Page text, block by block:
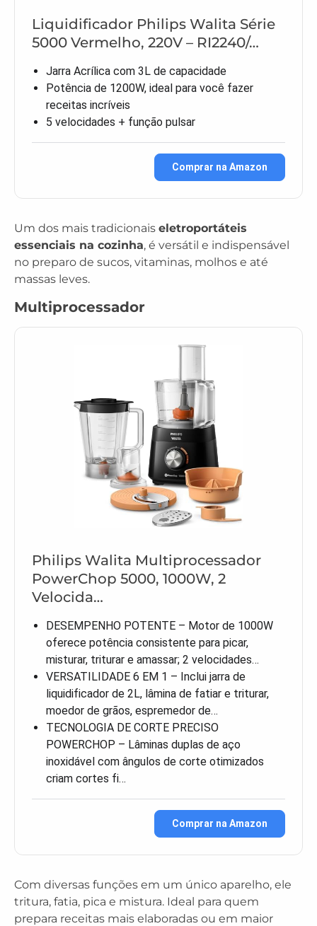
Liquidificador Philips Walita Série
5000 Vermelho, 220V – RI2240/…
Jarra Acrílica com 3L de capacidade
Potência de 1200W, ideal para você fazer
receitas incríveis
5 velocidades + função pulsar
Comprar na Amazon
Um dos mais tradicionais eletroportáteis
essenciais na cozinha, é versátil e indispensável
no preparo de sucos, vitaminas, molhos e até
massas leves.
Multiprocessador
Philips Walita Multiprocessador
PowerChop 5000, 1000W, 2
Velocida…
DESEMPENHO POTENTE – Motor de 1000W
oferece potência consistente para picar,
misturar, triturar e amassar; 2 velocidades…
VERSATILIDADE 6 EM 1 – Inclui jarra de
liquidificador de 2L, lâmina de fatiar e triturar,
moedor de grãos, espremedor de…
TECNOLOGIA DE CORTE PRECISO
POWERCHOP – Lâminas duplas de aço
inoxidável com ângulos de corte otimizados
criam cortes fi…
Comprar na Amazon
Com diversas funções em um único aparelho, ele
tritura, fatia, pica e mistura. Ideal para quem
prepara receitas mais elaboradas ou em maior